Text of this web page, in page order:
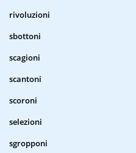
rivoluzioni
sbottoni
scagioni
scantoni
scoroni
selezioni
sgropponi